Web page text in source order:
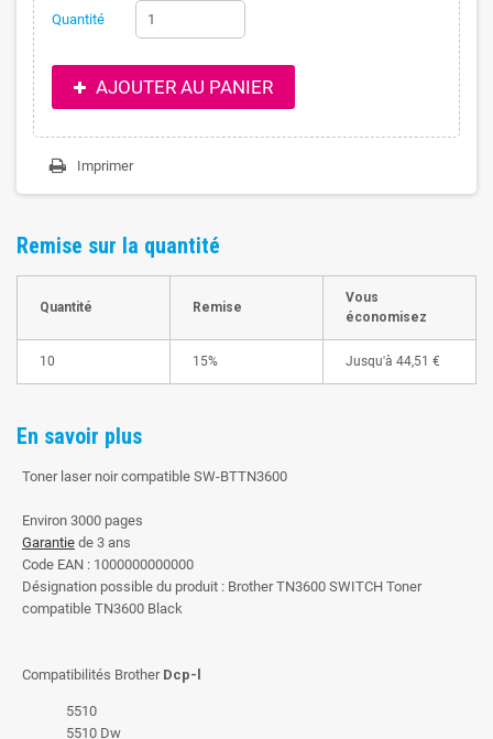
Quantité
AJOUTER AU PANIER
Imprimer
Remise sur la quantité
Quantité Remise
Vous
économisez
10 15% Jusqu'à 44,51 €
En savoir plus
Toner laser noir compatible SW-BTTN3600
Environ 3000 pages
Garantie de 3 ans
Code EAN : 1000000000000
Désignation possible du produit : Brother TN3600 SWITCH Toner
compatible TN3600 Black
Compatibilités Brother Dcp-l
5510
5510 Dw